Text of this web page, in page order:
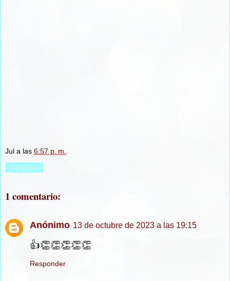
Jul a las 6:57 p. m.
Compartir
1 comentario:
Anónimo 13 de octubre de 2023 a las 19:15
👍👏👏👏👏👏
Responder